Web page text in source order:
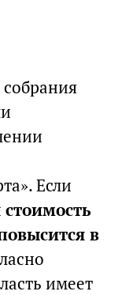
Если
стоимость
в
имеет